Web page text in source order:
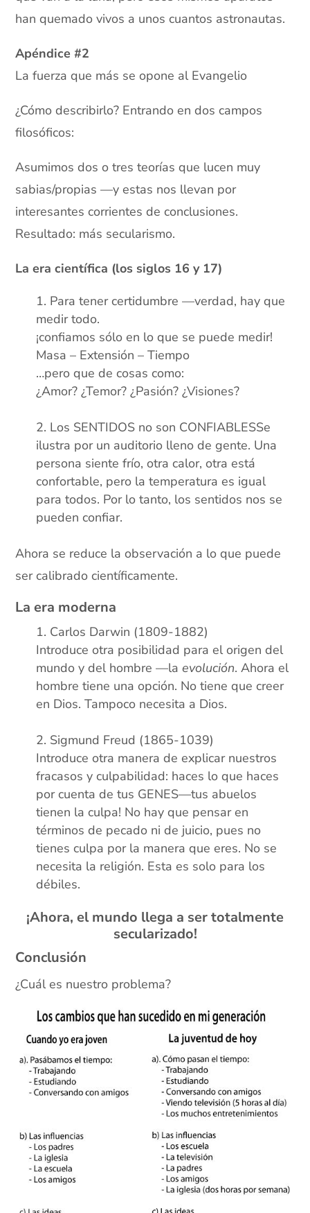
han quemado vivos a unos cuantos astronautas.
Apéndice #2
La fuerza que más se opone al Evangelio
¿Cómo describirlo? Entrando en dos campos
filosóficos:
Asumimos dos o tres teorías que lucen muy
sabias/propias —y estas nos llevan por
interesantes corrientes de conclusiones.
Resultado: más secularismo.
La era científica (los siglos 16 y 17)
Para tener certidumbre —verdad, hay que
medir todo.
¡confiamos sólo en lo que se puede medir!
Masa – Extensión – Tiempo
…pero que de cosas como:
¿Amor? ¿Temor? ¿Pasión? ¿Visiones?
Los SENTIDOS no son CONFIABLESSe
ilustra por un auditorio lleno de gente. Una
persona siente frío, otra calor, otra está
confortable, pero la temperatura es igual
para todos. Por lo tanto, los sentidos nos se
pueden confiar.
Ahora se reduce la observación a lo que puede
ser calibrado científicamente.
La era moderna
Carlos Darwin (1809-1882)
Introduce otra posibilidad para el origen del
mundo y del hombre —la evolución. Ahora el
hombre tiene una opción. No tiene que creer
en Dios. Tampoco necesita a Dios.
Sigmund Freud (1865-1039)
Introduce otra manera de explicar nuestros
fracasos y culpabilidad: haces lo que haces
por cuenta de tus GENES—tus abuelos
tienen la culpa! No hay que pensar en
términos de pecado ni de juicio, pues no
tienes culpa por la manera que eres. No se
necesita la religión. Esta es solo para los
débiles.
¡Ahora, el mundo llega a ser totalmente
secularizado!
Conclusión
¿Cuál es nuestro problema?